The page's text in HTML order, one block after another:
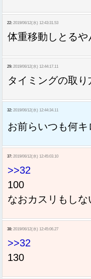
22: 2019/06/12(水) 12:43:31.53
体重移動しとるや
29: 2019/06/12(水) 12:44:17.11
タイミングの取
32: 2019/06/12(水) 12:44:34.11
お前らいつも何キ
37: 2019/06/12(水) 12:45:03.10
>>32
100
なおカスリもしな
38: 2019/06/12(水) 12:45:06.27
>>32
130